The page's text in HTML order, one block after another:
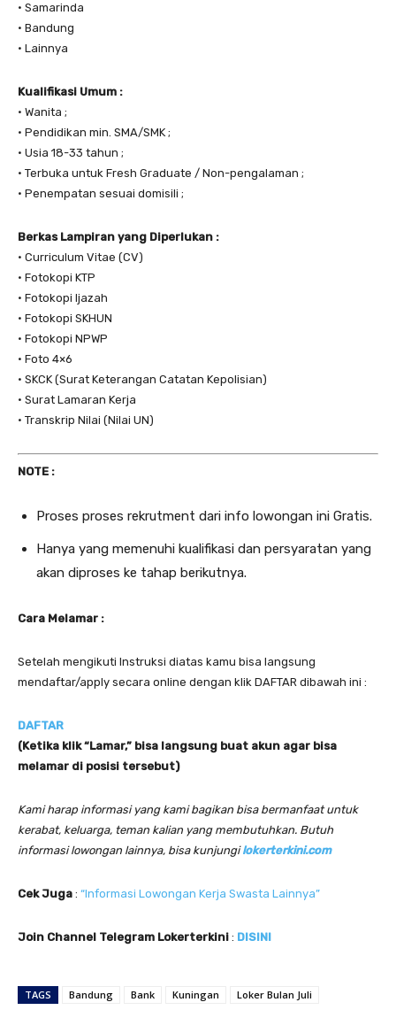
• Samarinda
• Bandung
• Lainnya
Kualifikasi Umum :
• Wanita ;
• Pendidikan min. SMA/SMK ;
• Usia 18-33 tahun ;
• Terbuka untuk Fresh Graduate / Non-pengalaman ;
• Penempatan sesuai domisili ;
Berkas Lampiran yang Diperlukan :
• Curriculum Vitae (CV)
• Fotokopi KTP
• Fotokopi Ijazah
• Fotokopi SKHUN
• Fotokopi NPWP
• Foto 4×6
• SKCK (Surat Keterangan Catatan Kepolisian)
• Surat Lamaran Kerja
• Transkrip Nilai (Nilai UN)
NOTE :
Proses proses rekrutment dari info lowongan ini Gratis.
Hanya yang memenuhi kualifikasi dan persyaratan yang
akan diproses ke tahap berikutnya.
Cara Melamar :
Setelah mengikuti Instruksi diatas kamu bisa langsung
mendaftar/apply secara online dengan klik DAFTAR dibawah ini :
DAFTAR
(Ketika klik “Lamar,” bisa langsung buat akun agar bisa
melamar di posisi tersebut)
Kami harap informasi yang kami bagikan bisa bermanfaat untuk
kerabat, keluarga, teman kalian yang membutuhkan. Butuh
informasi lowongan lainnya, bisa kunjungilokerterkini.com
Cek Juga : “Informasi Lowongan Kerja Swasta Lainnya”
Join Channel Telegram Lokerterkini : DISINI
TAGS Bandung Bank Kuningan Loker Bulan Juli